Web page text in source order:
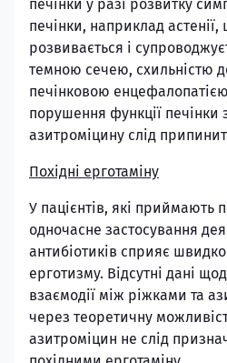
печінки у разі розвитку
печінки, наприклад
розвивається і
темною сечею, схильністю
печінковою
порушення функції печінки
азитроміцину слід
Похідні ерготаміну
У пацієнтів, які приймають
одночасне застосування
антибіотиків сприяє
ерготизму. Відсутні дані
взаємодії між ріжками та
через теоретичну
азитроміцин не слід